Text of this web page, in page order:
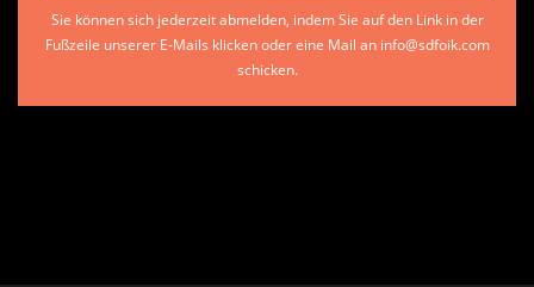
Sie können sich jederzeit abmelden, indem Sie auf den Link in der
Fußzeile unserer E-Mails klicken oder eine Mail an info@sdfoik.com
schicken.